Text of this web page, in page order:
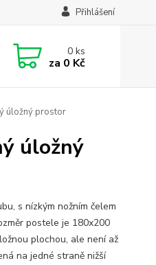
Přihlášení
0ks
za 0 Kč
úložný prostor
úložný
s nízkým nožním čelem
postele je 180x200
plochou, ale není až
na jedné straně nižší